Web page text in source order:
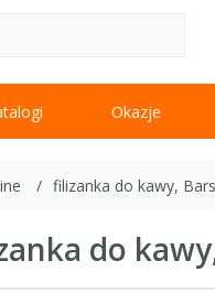
Okazje
filizanka do kawy,
do